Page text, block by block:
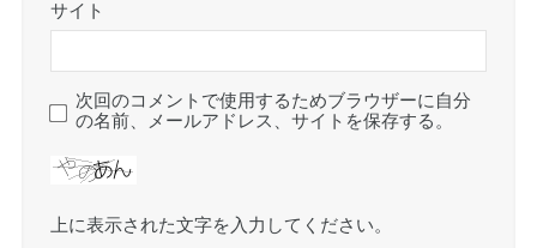
サイト
次回のコメントで使用するためブラウザーに自分
の名前、メールアドレス、サイトを保存する。
上に表示された文字を入力してください。